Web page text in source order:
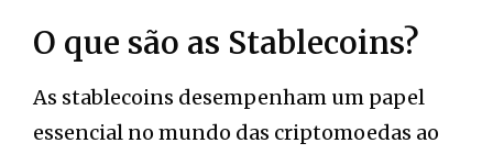
O que são as Stablecoins?
As stablecoins desempenham um papel
essencial no mundo das criptomoedas ao